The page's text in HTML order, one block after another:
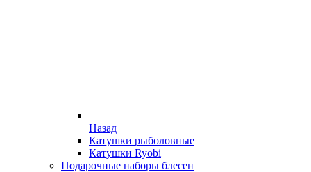
Назад
Катушки рыболовные
Катушки Ryobi
Подарочные наборы блесен